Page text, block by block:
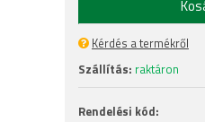
Kérdés a termékről
Szállítás: raktáron
Rendelési kód: